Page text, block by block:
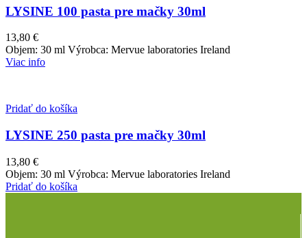
LYSINE 100 pasta pre mačky 30ml
13,80 €
Objem: 30 ml Výrobca: Mervue laboratories Ireland
Viac info
Pridať do košíka
LYSINE 250 pasta pre mačky 30ml
13,80 €
Objem: 30 ml Výrobca: Mervue laboratories Ireland
Pridať do košíka